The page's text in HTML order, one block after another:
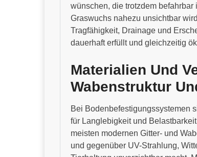
wünschen, die trotzdem
Graswuchs nahezu unsichtbar
Tragfähigkeit, Drainage und
dauerhaft erfüllt und gleichzeitig
Materialien Und
Wabenstruktur
Bei Bodenbefestigungssystemen
für Langlebigkeit und
meisten modernen Gitter- und
und gegenüber UV-Strahlung,